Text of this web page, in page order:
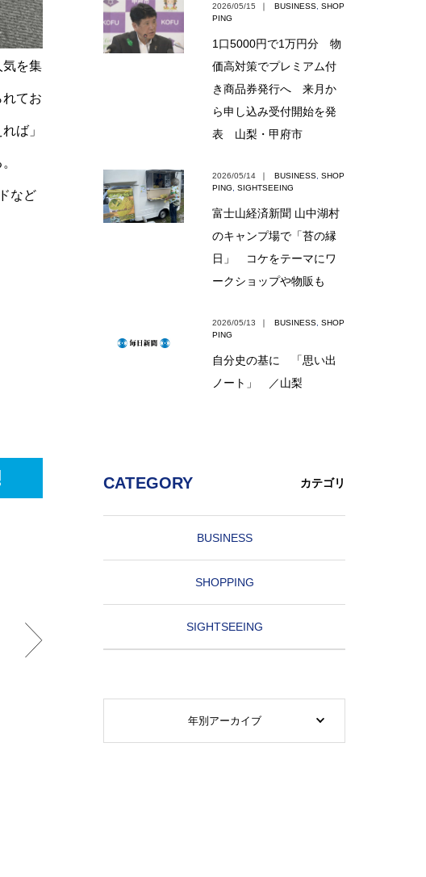
を集
てお
ば」
など
2026/05/15 ｜ BUSINESS SHOP
PING
1口5000円で1万円分 物
価高対策でプレミアム付
き商品券発行へ 来月か
ら申し込み受付開始を発
表 山梨・甲府市
2026/05/14 ｜ BUSINESS SHOP
PING
SIGHTSEEING
富士山経済新聞 山中湖村
のキャンプ場で「苔の縁
日」 コケをテーマにワ
ークショップや物販も
2026/05/13 ｜ BUSINESS SHOP
PING
自分史の基に 「思い出
ノート」 ／山梨
CATEGORY カテゴリ
BUSINESS
SHOPPING
SIGHTSEEING
年別アーカイブ